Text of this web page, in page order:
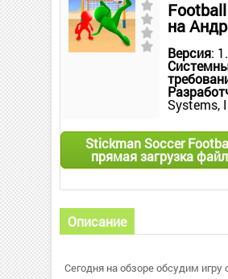
на
Версия:
Systems,
Stickman Soccer
прямая загрузка
Описание
Сегодня на обзоре обсудим